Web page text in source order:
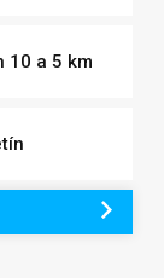
10 a 5 km